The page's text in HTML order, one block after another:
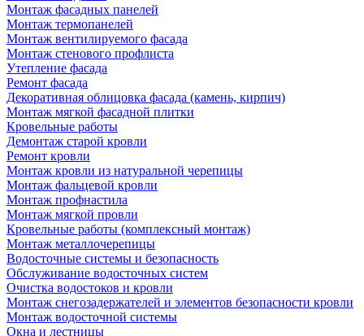
Монтаж фасадных панелей
Монтаж термопанелей
Монтаж вентилируемого фасада
Монтаж стенового профлиста
Утепление фасада
Ремонт фасада
Декоративная облицовка фасада (камень, кирпич)
Монтаж мягкой фасадной плитки
Кровельные работы
Демонтаж старой кровли
Ремонт кровли
Монтаж кровли из натуральной черепицы
Монтаж фальцевой кровли
Монтаж профнастила
Монтаж мягкой провли
Кровельные работы (комплексный монтаж)
Монтаж металлочерепицы
Водосточные системы и безопасность
Обслуживание водосточных систем
Очистка водостоков и кровли
Монтаж снегозадержателей и элементов безопасности кровли
Монтаж водосточной системы
Окна и лестницы